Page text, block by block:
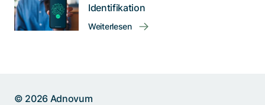
Identifikation
Weiterlesen
© 2026 Adnovum